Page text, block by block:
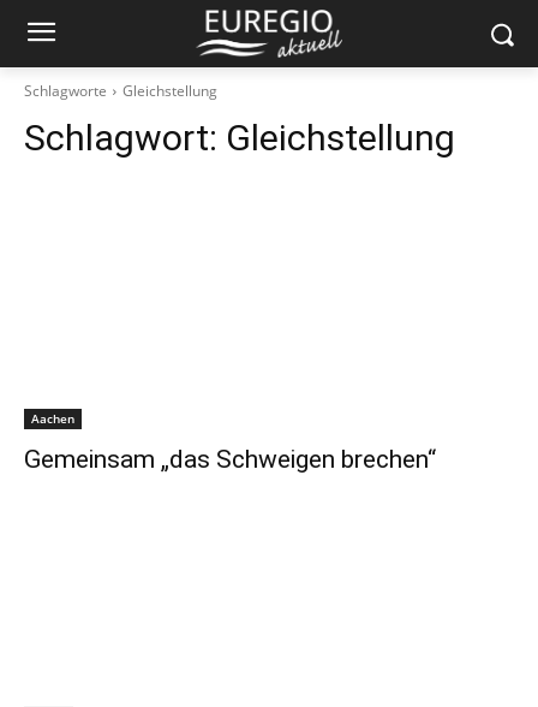
Schlagworte Gleichstellung
Schlagwort: Gleichstellung
Aachen
Gemeinsam „das Schweigen brechen“